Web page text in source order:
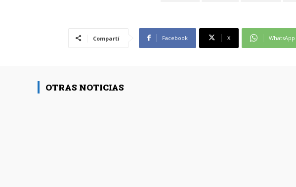
Compartí Facebook X WhatsApp
OTRAS NOTICIAS